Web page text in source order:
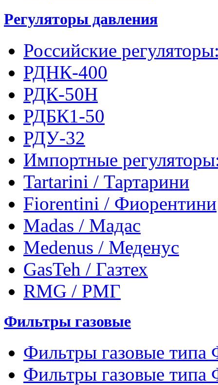
Регуляторы давления
Российские
РДНК-400
РДК-50Н
РДБК1-50
РДУ-32
Импортные
Tartarini / Тартарини
Fiorentini / Фиорентини
Madas / Мадас
Medenus / Меденус
GasTeh / Газтех
RMG / РМГ
Фильтры газовые
Фильтры газовые типа
Фильтры газовые